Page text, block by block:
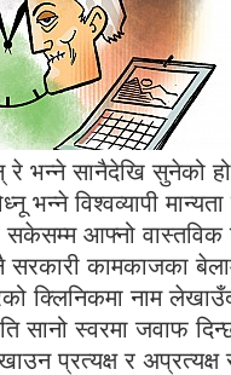
भन्ने सानैदेखि सुनेको
भन्ने विश्वव्यापी
सकेसम्म आफ्नो
कामकाजका
क्लिनिकमा नाम
सानो स्वरमा जवाफ
प्रत्यक्ष र